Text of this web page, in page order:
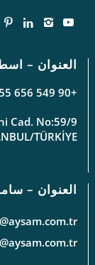
العنوان –
+90 549 656 55 00
Cad. No:59/9
TÜRKİYE
العنوان –